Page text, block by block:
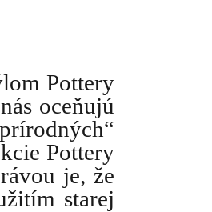
Pottery
oceňujú
Pottery
je, že
starej